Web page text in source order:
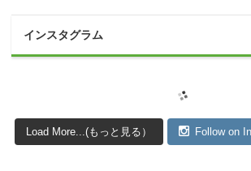
インスタグラム
Load More...(もっと見る） Follow on